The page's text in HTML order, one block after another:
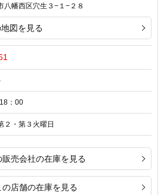
八幡西区穴生３−１−２８
図を見る
：00
２・第３火曜日
販売会社の在庫を見る
の店舗の在庫を見る